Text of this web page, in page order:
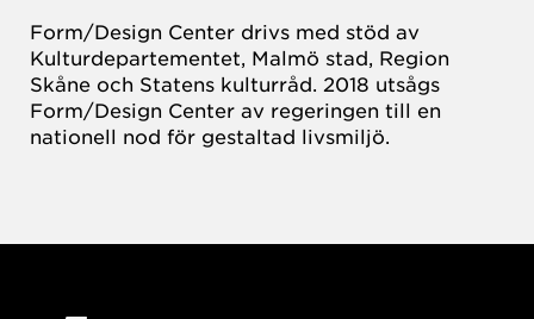
Form/Design Center drivs med stöd av
Kulturdepartementet, Malmö stad, Region
Skåne och Statens kulturråd. 2018 utsågs
Form/Design Center av regeringen till en
nationell nod för gestaltad livsmiljö.